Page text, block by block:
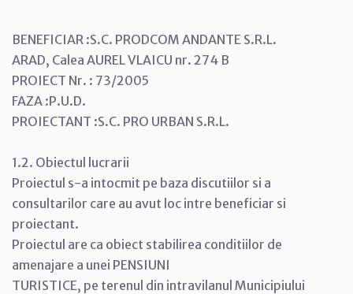
BENEFICIAR :S.C. PRODCOM ANDANTE S.R.L.
ARAD, Calea AUREL VLAICU nr. 274 B
PROIECT Nr. : 73/2005
FAZA :P.U.D.
PROIECTANT :S.C. PRO URBAN S.R.L.
1.2. Obiectul lucrarii
Proiectul s-a intocmit pe baza discutiilor si a
consultarilor care au avut loc intre beneficiar si
proiectant.
Proiectul are ca obiect stabilirea conditiilor de
amenajare a unei PENSIUNI
TURISTICE, pe terenul din intravilanul Municipiului